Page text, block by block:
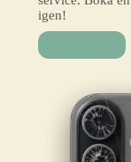
igen!